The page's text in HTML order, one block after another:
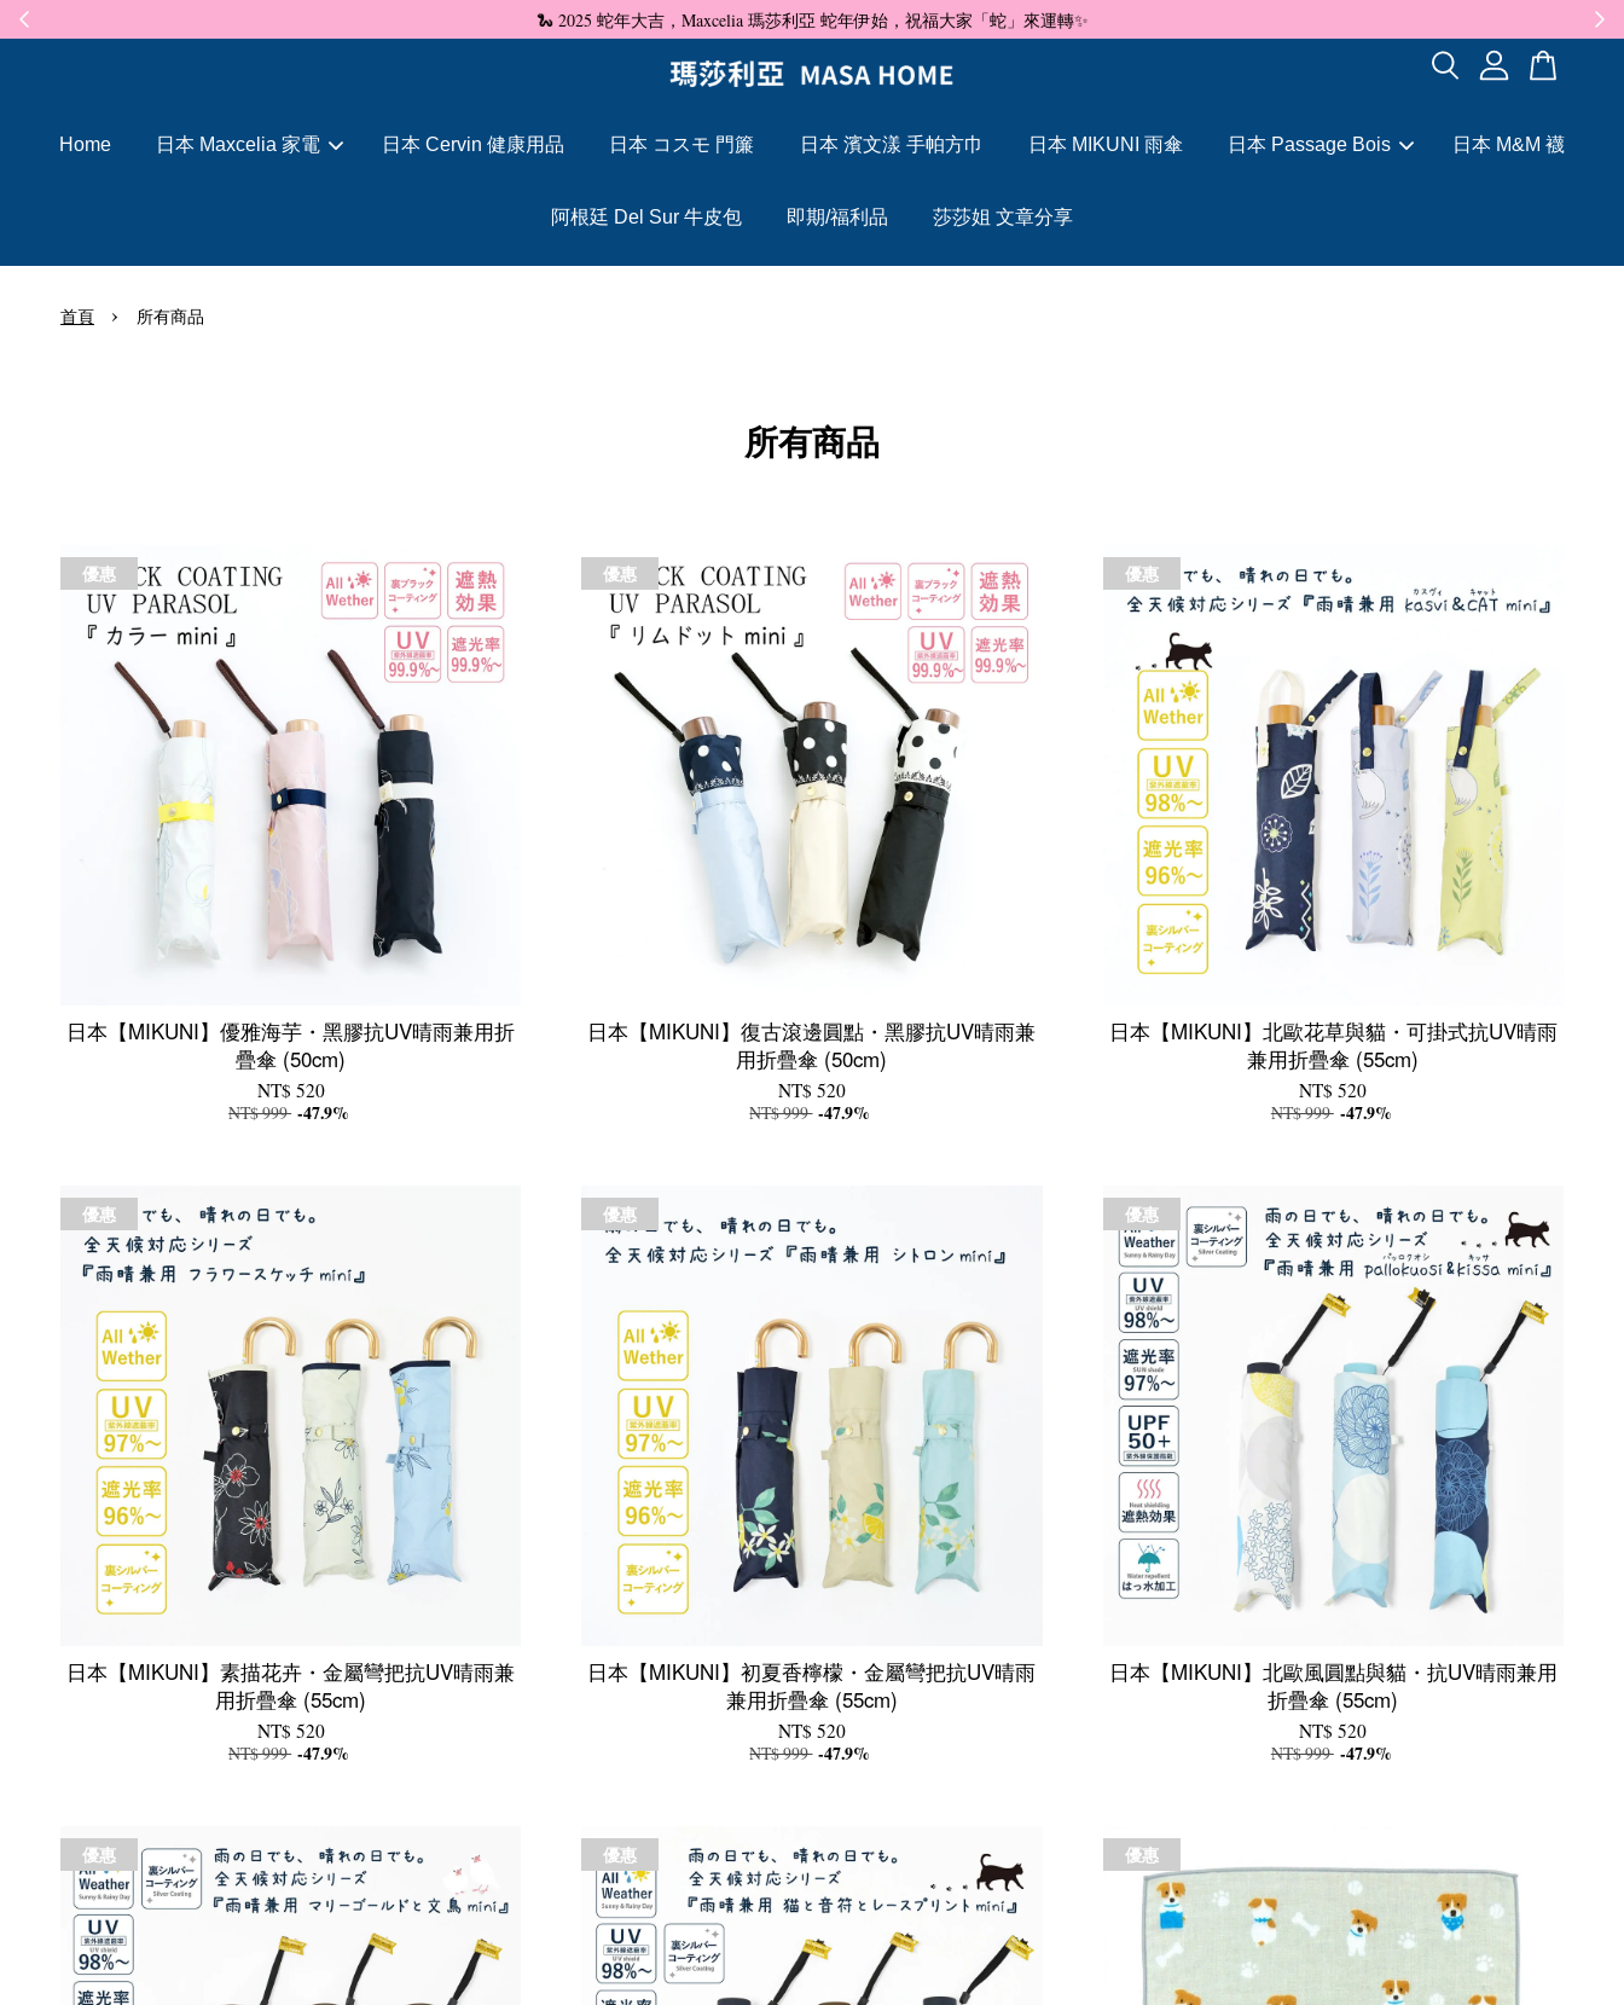
🐍 2025 蛇年大吉，Maxcelia 瑪莎利亞 蛇年伊始，祝福大家「蛇」來運轉✨
Home 日本 Maxcelia 家電 日本 Cervin 健康用品 日本 コスモ 門簾 日本 濱文漾 手帕方巾 日本 MIKUNI 雨傘 日本 Passage Bois 日本 M&M 襪
阿根廷 Del Sur 牛皮包 即期/福利品 莎莎姐 文章分享
首頁 › 所有商品
所有商品
優惠
日本【MIKUNI】優雅海芋・黑膠抗UV晴雨兼用折
疊傘 (50cm)
NT$ 520
NT$ 999 -47.9%
優惠
日本【MIKUNI】復古滾邊圓點・黑膠抗UV晴雨兼
用折疊傘 (50cm)
NT$ 520
NT$ 999 -47.9%
優惠
日本【MIKUNI】北歐花草與貓・可掛式抗UV晴雨
兼用折疊傘 (55cm)
NT$ 520
NT$ 999 -47.9%
優惠
日本【MIKUNI】素描花卉・金屬彎把抗UV晴雨兼
用折疊傘 (55cm)
NT$ 520
NT$ 999 -47.9%
優惠
日本【MIKUNI】初夏香檸檬・金屬彎把抗UV晴雨
兼用折疊傘 (55cm)
NT$ 520
NT$ 999 -47.9%
優惠
日本【MIKUNI】北歐風圓點與貓・抗UV晴雨兼用
折疊傘 (55cm)
NT$ 520
NT$ 999 -47.9%
優惠 優惠 優惠
您的購物車目前還是空的。